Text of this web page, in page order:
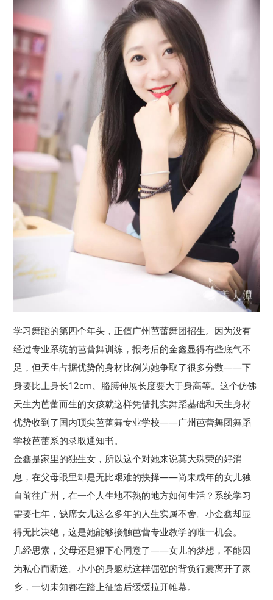
学习舞蹈的第四个年头，正值广州芭蕾舞团招生。因为没有
经过专业系统的芭蕾舞训练，报考后的金鑫显得有些底气不
足，但天生占据优势的身材比例为她争取了很多分数——下
身要比上身长12cm、胳膊伸展长度要大于身高等。这个仿佛
天生为芭蕾而生的女孩就这样凭借扎实舞蹈基础和天生身材
优势收到了国内顶尖芭蕾舞专业学校——广州芭蕾舞团舞蹈
学校芭蕾系的录取通知书。
金鑫是家里的独生女，所以这个对她来说莫大殊荣的好消
息，在父母眼里却是无比艰难的抉择——尚未成年的女儿独
自前往广州，在一个人生地不熟的地方如何生活？系统学习
需要七年，缺席女儿这么多年的人生实属不舍。小金鑫却显
得无比决绝，这是她能够接触芭蕾专业教学的唯一机会。
几经思索，父母还是狠下心同意了——女儿的梦想，不能因
为私心而断送。小小的身躯就这样倔强的背负行囊离开了家
乡，一切未知都在踏上征途后缓缓拉开帷幕。